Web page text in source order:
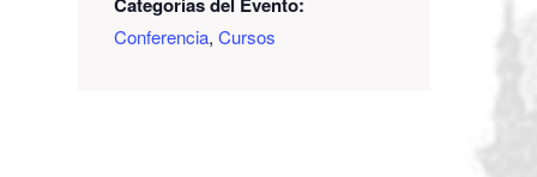
Conferencia, Cursos